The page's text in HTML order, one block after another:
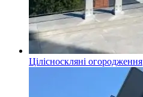
Цілісноскляні огородження